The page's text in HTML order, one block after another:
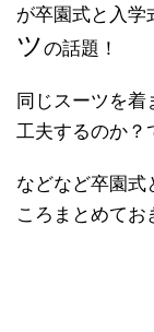
題で盛り
が卒園式と入学
ツの話題！
同じスーツを着
工夫するのか？
などなど卒園式
ころまとめてお